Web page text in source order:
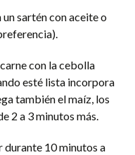
sartén con aceite o
con la cebolla
esté lista incorpora
también el maíz, los
2 a 3 minutos más.
durante 10 minutos a